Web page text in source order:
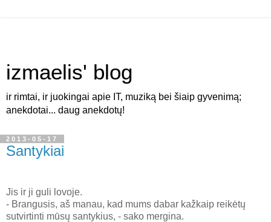
izmaelis' blog
ir rimtai, ir juokingai apie IT, muziką bei šiaip gyvenimą;
anekdotai... daug anekdotų!
2013-05-17
Santykiai
Jis ir ji guli lovoje.
- Brangusis, aš manau, kad mums dabar kažkaip reikėtų
sutvirtinti mūsų santykius, - sako mergina.